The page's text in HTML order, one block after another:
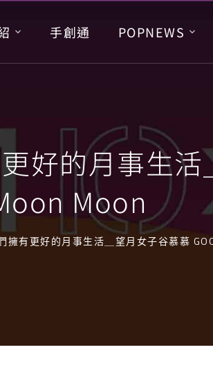
手創通 POPNEWS
好的月事生
Moon
有更好的月事生活＿望月女子谷慕慕